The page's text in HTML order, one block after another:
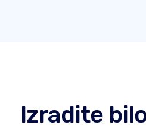
Izradite